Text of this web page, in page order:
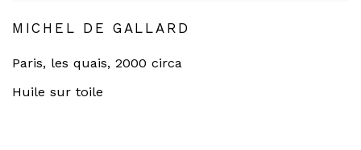
MICHEL DE GALLARD
Paris, les quais, 2000 circa
Huile sur toile